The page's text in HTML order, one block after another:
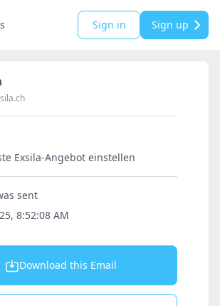
Sign in Sign up
Exsila-Angebot einstellen
sent
8:52:08 AM
Download this Email